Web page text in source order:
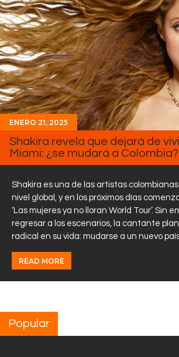
ENERO 21, 2025
Shakira revela que dejará de
Miami: ¿se mudará a Colombia?
Shakira es una de las artistas
nivel global, y en los próximos días
‘Las mujeres ya no lloran World Tour’. Sin
regresar a los escenarios, la cantante
radical en su vida: mudarse a un nuevo
READ MORE
Popular